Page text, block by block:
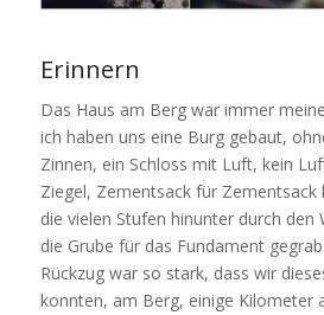
Erinnern
Das Haus am Berg war immer
ich haben uns eine Burg gebaut,
Zinnen, ein Schloss mit Luft, kein
Ziegel, Zementsack für Zementsack
die vielen Stufen hinunter durch den
die Grube für das Fundament
Rückzug war so stark, dass wir
konnten, am Berg, einige Kilometer